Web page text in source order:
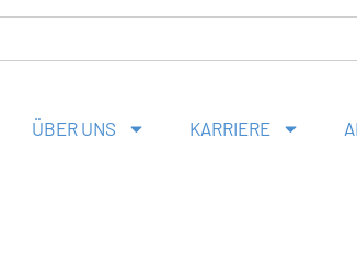
ÜBER UNS KARRIERE